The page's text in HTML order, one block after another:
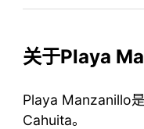
关于Playa
Playa Manzanillo
Cahuita。